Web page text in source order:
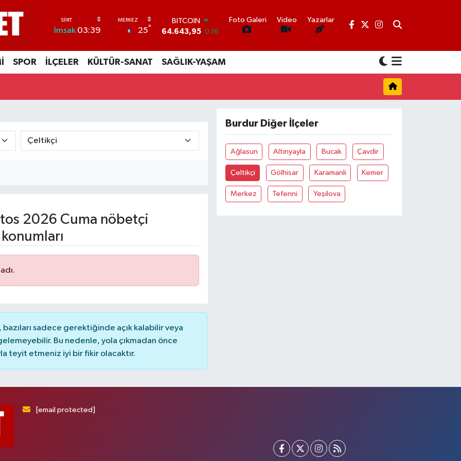
İmsak03:39 25°
BITCOIN
64.643,95 0.16
47,6704 0
EURO
55,0406 -0.08
13.799
Foto Galeri Video Yazarlar
SPOR İLÇELER KÜLTÜR-SANAT SAĞLIK-YAŞAM
2026 Cuma nöbetçi
sadece gerektiğinde açık kalabilir veya
Bu nedenle, yola çıkmadan önce
teyit etmeniz iyi bir fikir olacaktır.
Burdur Diğer İlçeler
Ağlasun Altinyayla Bucak Çavdir
Çeltikçi Gölhisar Karamanli Kemer
Merkez Tefenni Yeşilova
[email protected]